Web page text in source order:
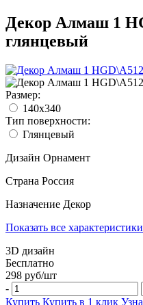
Декор Алмаш 1
глянцевый
Размер:
140x340
Тип поверхности:
Глянцевый
Дизайн Орнамент
Страна Россия
Назначение Декор
Показать все характеристики
3D дизайн
Бесплатно
298 руб/шт
-
Купить Купить в 1 клик